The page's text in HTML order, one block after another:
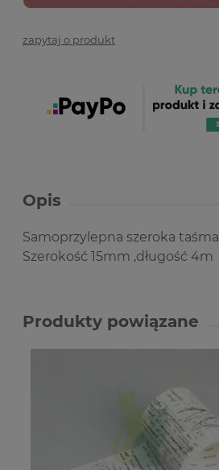
zapytaj o produkt
Opis
Samoprzylepna szeroka
Szerokość 15mm ,długość 4m
Produkty powiązane